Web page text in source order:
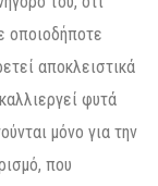
οποιοδήποτε
αποκλειστικά
φυτά
μόνο για την
που